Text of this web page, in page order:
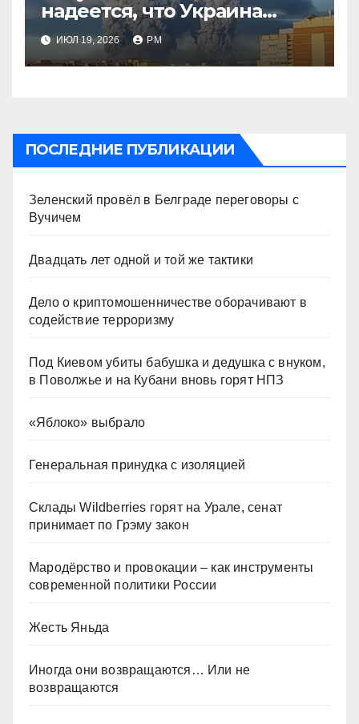
надеется, что Украина
будет действовать
непоследовательно?»
ИЮЛ 19, 2026 РМ
ПОСЛЕДНИЕ ПУБЛИКАЦИИ
Зеленский провёл в Белграде переговоры с
Вучичем
Двадцать лет одной и той же тактики
Дело о криптомошенничестве оборачивают в
содействие терроризму
Под Киевом убиты бабушка и дедушка с внуком,
в Поволжье и на Кубани вновь горят НПЗ
«Яблоко» выбрало
Генеральная принудка с изоляцией
Склады Wildberries горят на Урале, сенат
принимает по Грэму закон
Мародёрство и провокации – как инструменты
современной политики России
Жесть Яньда
Иногда они возвращаются… Или не
возвращаются